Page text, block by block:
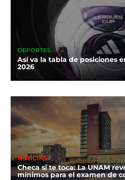
DEPORTES
Así va la tabla de posiciones
2026
NOTICIAS
Checa si te toca: La UNAM
mínimos para el examen de